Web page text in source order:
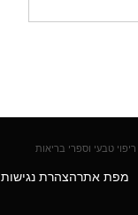
טבעי וספרי בריאות
מפת אתרהצהרת נגישות